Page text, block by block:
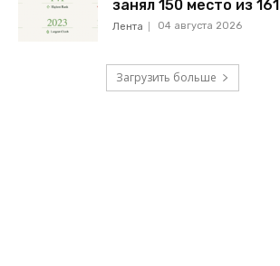
занял 150 место из 161
Лента 04 августа 2026
Загрузить больше